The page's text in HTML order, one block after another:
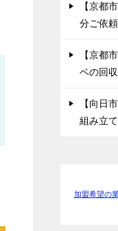
【京都
分ご依
【京都
ベの回
【向日
組み立
加盟希望の